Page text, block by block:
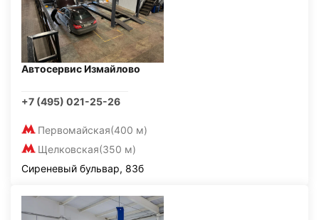
Автосервис Измайлово
+7 (495) 021-25-26
Первомайская(400 м)
Щелковская(350 м)
Сиреневый бульвар, 83б